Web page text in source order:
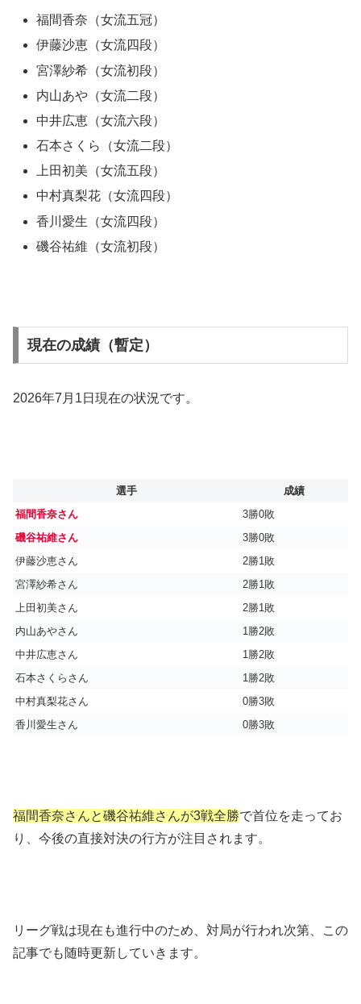
福間香奈（女流五冠）
伊藤沙恵（女流四段）
宮澤紗希（女流初段）
内山あや（女流二段）
中井広恵（女流六段）
石本さくら（女流二段）
上田初美（女流五段）
中村真梨花（女流四段）
香川愛生（女流四段）
磯谷祐維（女流初段）
現在の成績（暫定）
2026年7月1日現在の状況です。
選手
成績
福間香奈さん
3勝0敗
磯谷祐維さん
3勝0敗
伊藤沙恵さん
2勝1敗
宮澤紗希さん
2勝1敗
上田初美さん
2勝1敗
内山あやさん
1勝2敗
中井広恵さん
1勝2敗
石本さくらさん
1勝2敗
中村真梨花さん
0勝3敗
香川愛生さん
0勝3敗
福間香奈さんと磯谷祐維さんが3戦全勝で首位を走ってお
り、今後の直接対決の行方が注目されます。
リーグ戦は現在も進行中のため、対局が行われ次第、この
記事でも随時更新していきます。